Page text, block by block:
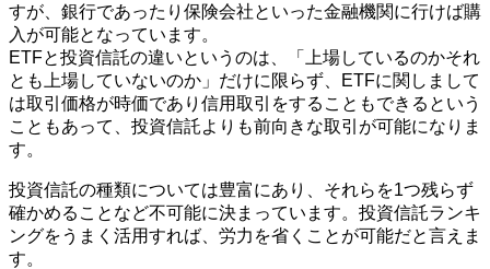
すが、銀行であったり保険会社といった金融機関に行けば購
入が可能となっています。
ETFと投資信託の違いというのは、「上場しているのかそれ
とも上場していないのか」だけに限らず、ETFに関しまして
は取引価格が時価であり信用取引をすることもできるという
こともあって、投資信託よりも前向きな取引が可能になりま
す。
投資信託の種類については豊富にあり、それらを1つ残らず
確かめることなど不可能に決まっています。投資信託ランキ
ングをうまく活用すれば、労力を省くことが可能だと言えま
す。